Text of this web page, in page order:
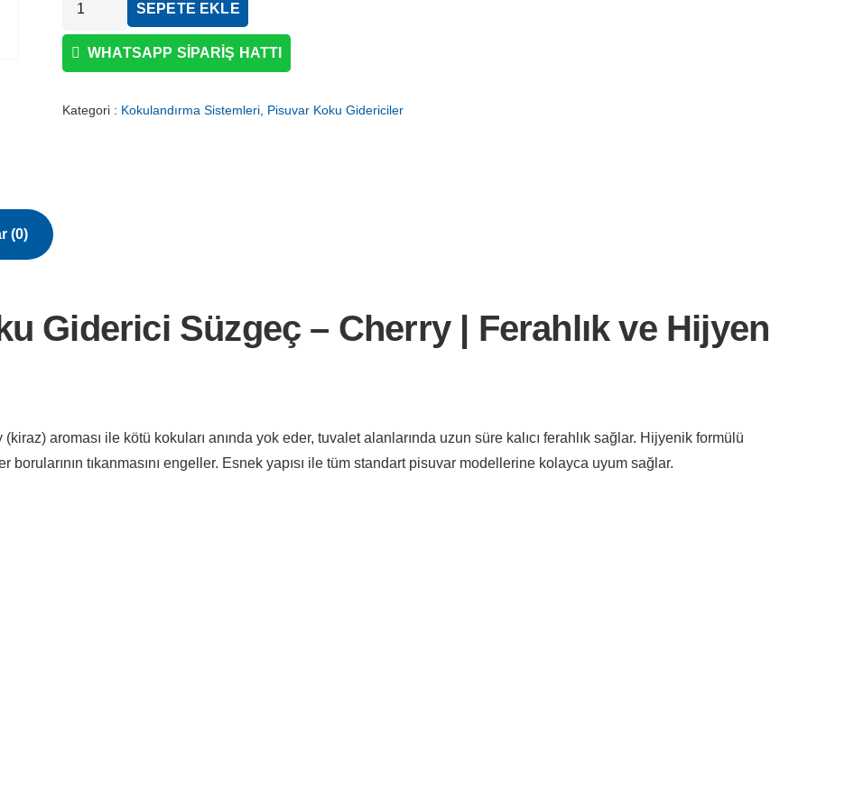
Koku
Giderici
SEPETE EKLE
WHATSAPP SIPARIŞ HATTI
Kategori : Kokulandırma Sistemleri, Pisuvar Koku Gidericiler
(0)
Giderici Süzgeç – Cherry | Ferahlık ve Hijyen
aroması ile kötü kokuları anında yok eder, tuvalet alanlarında uzun süre kalıcı ferahlık sağlar. Hijyenik formülü
tıkanmasını engeller. Esnek yapısı ile tüm standart pisuvar modellerine kolayca uyum sağlar.